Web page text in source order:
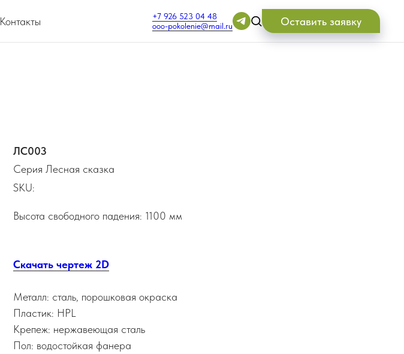
Контакты
+7 926 523 04 48
ooo-pokolenie@mail.ru
Оставить заявку
ЛС003
Серия Лесная сказка
SKU:
Высота свободного падения: 1100 мм
Скачать чертеж 2D
Металл: сталь, порошковая окраска
Пластик: HPL
Крепеж: нержавеющая сталь
Пол: водостойкая фанера